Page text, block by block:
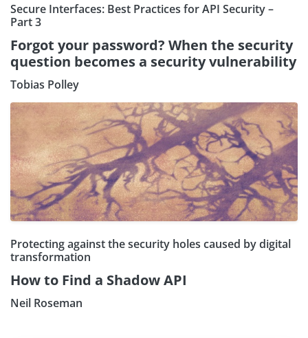
Secure Interfaces: Best Practices for API Security –
Part 3
Forgot your password? When the security
question becomes a security vulnerability
Tobias Polley
Protecting against the security holes caused by digital
transformation
How to Find a Shadow API
Neil Roseman